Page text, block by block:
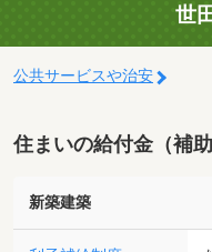
世
公共サービスや治安
住まいの給付金（補
新築建築